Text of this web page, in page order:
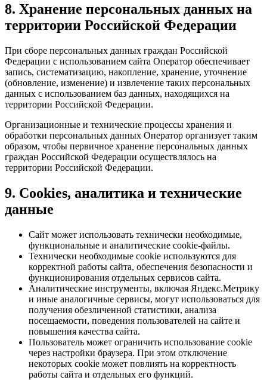
8. Хранение персональных данных на
территории Российской Федерации
При сборе персональных данных граждан Российской
Федерации с использованием сайта Оператор обеспечивает
запись, систематизацию, накопление, хранение, уточнение
(обновление, изменение) и извлечение таких персональных
данных с использованием баз данных, находящихся на
территории Российской Федерации.
Организационные и технические процессы хранения и
обработки персональных данных Оператор организует таким
образом, чтобы первичное хранение персональных данных
граждан Российской Федерации осуществлялось на
территории Российской Федерации.
9. Cookies, аналитика и технические
данные
Сайт может использовать технически необходимые,
функциональные и аналитические cookie-файлы.
Технически необходимые cookie используются для
корректной работы сайта, обеспечения безопасности и
функционирования отдельных сервисов сайта.
Аналитические инструменты, включая Яндекс.Метрику
и иные аналогичные сервисы, могут использоваться для
получения обезличенной статистики, анализа
посещаемости, поведения пользователей на сайте и
повышения качества сайта.
Пользователь может ограничить использование cookie
через настройки браузера. При этом отключение
некоторых cookie может повлиять на корректность
работы сайта и отдельных его функций.